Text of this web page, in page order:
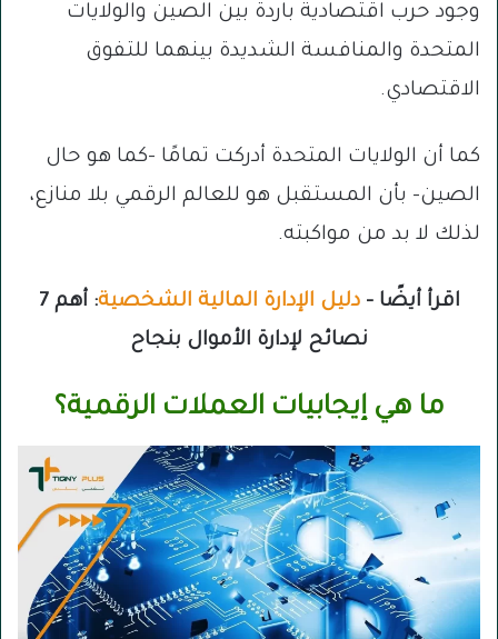
وجود حرب اقتصادية باردة بين الصين والولايات
المتحدة والمنافسة الشديدة بينهما للتفوق
الاقتصادي.
كما أن الولايات المتحدة أدركت تمامًا -كما هو حال
الصين- بأن المستقبل هو للعالم الرقمي بلا منازع،
لذلك لا بد من مواكبته.
اقرأ أيضًا –دليل الإدارة المالية الشخصية
: أهم 7
نصائح لإدارة الأموال بنجاح
ما هي إيجابيات العملات الرقمية؟